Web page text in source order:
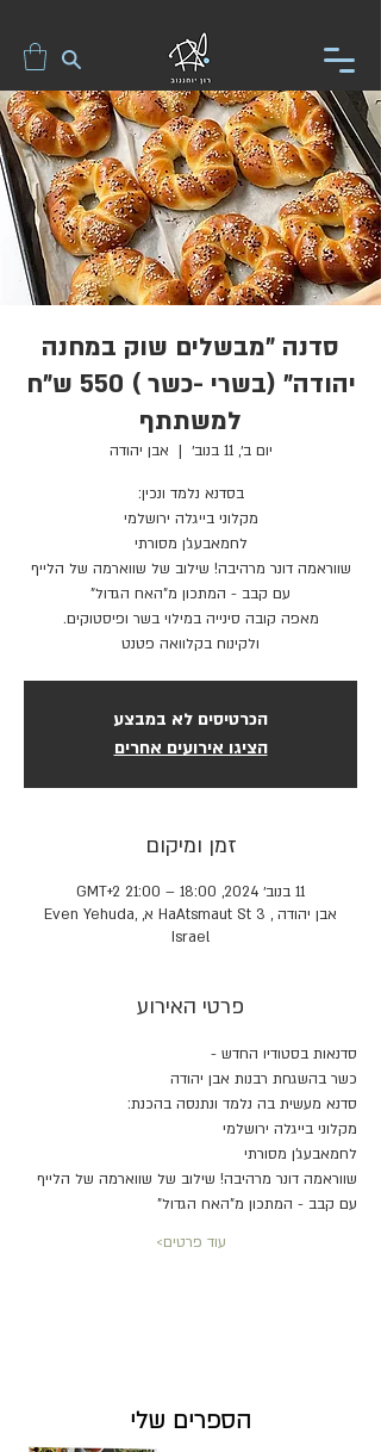
סדנה "מבשלים שוק במחנה
יהודה" (בשרי -כשר ) 550 ש"ח
למשתתף
יום ב׳, 11 בנוב׳
  |
אבן יהודה
שווראמה דונר מרהיבה! שילוב של שווארמה של הלייף
ולקינוח בקלוואה פטנט
הכרטיסים לא במבצע
הציגו אירועים אחרים
זמן ומיקום
11 בנוב׳ 2024, 18:00 – 21:00 GMT‎+2‎
אבן יהודה , HaAtsmaut St 3 א, Even Yehuda,
Israel
פרטי האירוע
סדנאות בסטודיו החדש -
כשר בהשגחת רבנות אבן יהודה
סדנא מעשית בה נלמד ונתנסה בהכנת:
מקלוני בייגלה ירושלמי
לחמאבעג'ן מסורתי
שווראמה דונר מרהיבה! שילוב של שווארמה של הלייף
עם קבב - המתכון מ"האח הגדול"
עוד פרטים>
הספרים שלי